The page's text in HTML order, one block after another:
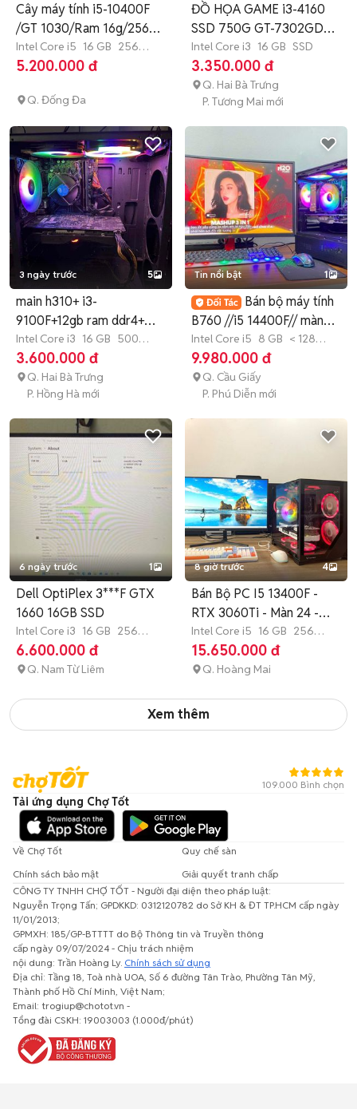
Cây máy tính i5-10400F
/GT 1030/Ram 16g/256g
ssd
Intel Core i5 16 GB 256
GB SSD
5.200.000 đ
Q. Đống Đa
ĐỒ HỌA GAME i3-4160
SSD 750G GT-7302GD5
R12GB M19
Intel Core i3 16 GB SSD
3.350.000 đ
Q. Hai Bà Trưng
P. Tương Mai mới
3 ngày trước 5
main h310+ i3-
9100F+12gb ram ddr4+
Rx580 8gb
Intel Core i3 16 GB 500
GB SSD
3.600.000 đ
Q. Hai Bà Trưng
P. Hồng Hà mới
Tin nổi bật 1
Bán bộ máy tính
B760 //i5 14400F// màn
24 inch
Intel Core i5 8 GB < 128
GB SSD
9.980.000 đ
Q. Cầu Giấy
P. Phú Diễn mới
6 ngày trước 1
Dell OptiPlex 3***F GTX
1660 16GB SSD
Intel Core i3 16 GB 256
GB SSD
6.600.000 đ
Q. Nam Từ Liêm
8 giờ trước 4
Bán Bộ PC I5 13400F -
RTX 3060Ti - Màn 24 -
180Hz
Intel Core i5 16 GB 256
GB SSD
15.650.000 đ
Q. Hoàng Mai
Xem thêm
109.000 Bình chọn
Tải ứng dụng Chợ Tốt
Về Chợ Tốt
Quy chế sàn
Chính sách bảo mật
Giải quyết tranh chấp
CÔNG TY TNHH CHỢ TỐT - Người đại diện theo pháp luật:
Nguyễn Trọng Tấn; GPDKKD: 0312120782 do Sở KH & ĐT TP.HCM cấp ngày
11/01/2013;
GPMXH: 185/GP-BTTTT do Bộ Thông tin và Truyền thông
cấp ngày 09/07/2024 - Chịu trách nhiệm
nội dung: Trần Hoàng Ly. Chính sách sử dụng
Địa chỉ: Tầng 18, Toà nhà UOA, Số 6 đường Tân Trào, Phường Tân Mỹ,
Thành phố Hồ Chí Minh, Việt Nam;
Email: trogiup@chotot.vn -
Tổng đài CSKH: 19003003 (1.000đ/phút)